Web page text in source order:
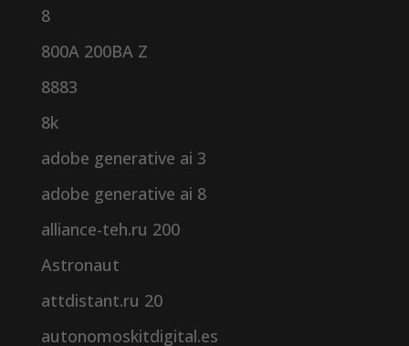
8
800A 200BA Z
8883
8k
adobe generative ai 3
adobe generative ai 8
alliance-teh.ru 200
Astronaut
attdistant.ru 20
autonomoskitdigital.es